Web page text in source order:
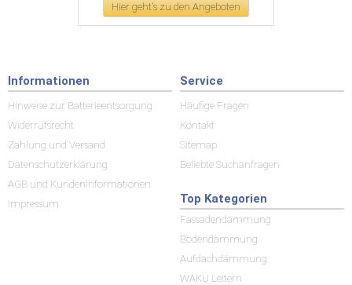
Hier geht's zu den Angeboten
Informationen
Hinweise zur Batterieentsorgung
Widerrufsrecht
Zahlung und Versand
Datenschutzerklärung
AGB und Kundeninformationen
Impressum
Service
Häufige Fragen
Kontakt
Sitemap
Beliebte Suchanfragen
Top Kategorien
Fassadendämmung
Bodendämmung
Aufdachdämmung
WAKÜ Leitern